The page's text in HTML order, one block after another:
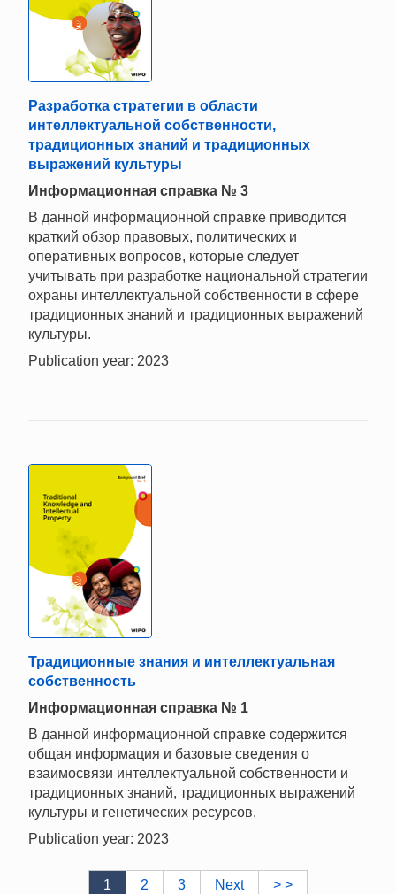
Разработка стратегии в области
интеллектуальной собственности,
традиционных знаний и традиционных
выражений культуры
Информационная справка № 3
В данной информационной справке приводится
краткий обзор правовых, политических и
оперативных вопросов, которые следует
учитывать при разработке национальной стратегии
охраны интеллектуальной собственности в сфере
традиционных знаний и традиционных выражений
культуры.
Publication year: 2023
Традиционные знания и интеллектуальная
собственность
Информационная справка № 1
В данной информационной справке содержится
общая информация и базовые сведения о
взаимосвязи интеллектуальной собственности и
традиционных знаний, традиционных выражений
культуры и генетических ресурсов.
Publication year: 2023
1 2 3 Next > >